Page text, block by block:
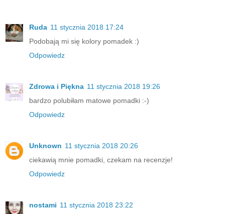
Ruda 11 stycznia 2018 17:24
Podobają mi się kolory pomadek :)
Odpowiedz
Zdrowa i Piękna 11 stycznia 2018 19:26
bardzo polubiłam matowe pomadki :-)
Odpowiedz
Unknown 11 stycznia 2018 20:26
ciekawią mnie pomadki, czekam na recenzje!
Odpowiedz
nostami 11 stycznia 2018 23:22